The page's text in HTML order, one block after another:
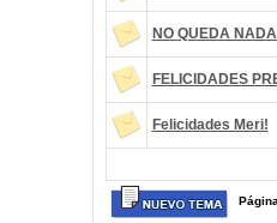
NO QUEDA
FELICIDADES
Felicidades Meri!
Página